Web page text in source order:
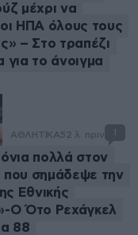
μέχρι να
ΗΠΑ όλους τους
– Στο τραπέζι
για το άνοιγμα
ΑΘΛΗΤΙΚΑ52 λ. πριν 1
πολλά στον
σημάδεψε την
Εθνικής
Ο Ότο Ρεχάγκελ
88